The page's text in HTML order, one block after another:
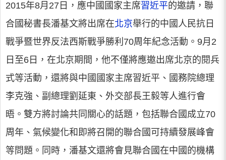
2015年8月27日，應中國國家主席習近平的邀請，聯
合國秘書長潘基文將出席在北京舉行的中國人民抗日
戰爭暨世界反法西斯戰爭勝利70周年紀念活動。9月2
日至6日，在北京期間，他不僅將應邀出席北京的閱兵
式等活動，還將與中國國家主席習近平、國務院總理
李克強、副總理劉延東、外交部長王毅等人進行會
晤。雙方將討論共同關心的話題，包括聯合國成立70
周年、氣候變化和即將召開的聯合國可持續發展峰會
等問題。同時，潘基文還將會見聯合國在中國的機構